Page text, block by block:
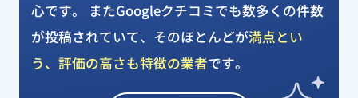
心です。 またGoogleクチコミでも数多くの件数
が投稿されていて、そのほとんどが満点とい
う、評価の高さも特徴の業者です。